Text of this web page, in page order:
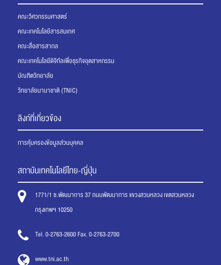
คณะวิศวกรรมศาสตร์
คณะเทคโนโลยีสารสนเทศ
คณะสื่อสารสากล
คณะเทคโนโลยีดิจิทัลเพื่อธุรกิจอุตสาหกรรม
บัณฑิตวิทยาลัย
วิทยาลัยนานาชาติ (TNIC)
ลิงก์ที่เกี่ยวข้อง
การคุ้มครองข้อมูลส่วนบุคคล
สถาบันเทคโนโลยีไทย-ญี่ปุ่น
1771/1 ซ.พัฒนาการ 37 ถนนพัฒนาการ แขวงสวนหลวง เขตสวนหลวง
กรุงเทพฯ 10250
Tel. 0-2763-2600 Fax. 0-2763-2700
www.tni.ac.th